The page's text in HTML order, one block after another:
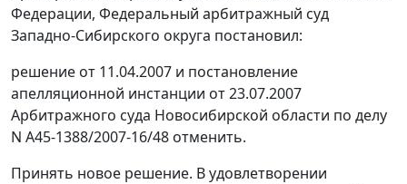
Федерации, Федеральный арбитражный суд
Западно-Сибирского округа постановил:
решение от 11.04.2007 и постановление
апелляционной инстанции от 23.07.2007
Арбитражного суда Новосибирской области по делу
N А45-1388/2007-16/48 отменить.
Принять новое решение. В удовлетворении